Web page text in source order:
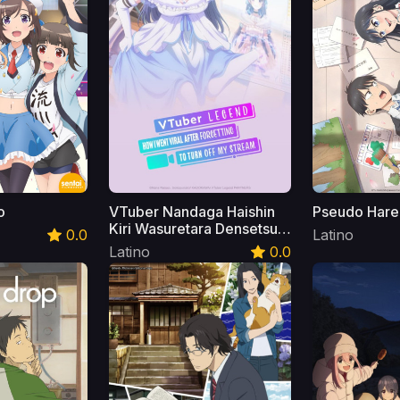
0.0
VTuber Nandaga Haishin
Kiri Wasuretara Densetsu
Ni Natteta Latino
Latino 0.0
Pseudo
Latino